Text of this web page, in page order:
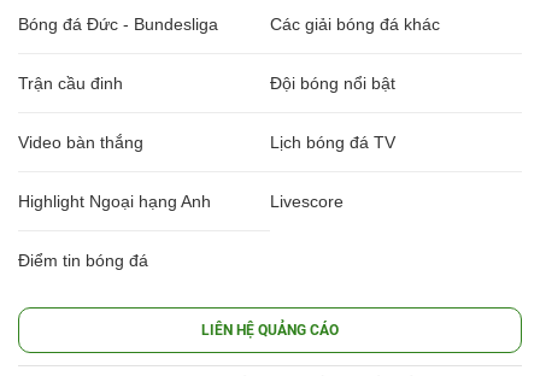
Bóng đá Đức - Bundesliga Các giải bóng đá khác
Trận cầu đinh Đội bóng nổi bật
Video bàn thắng Lịch bóng đá TV
Highlight Ngoại hạng Anh Livescore
Điểm tin bóng đá
LIÊN HỆ QUẢNG CÁO